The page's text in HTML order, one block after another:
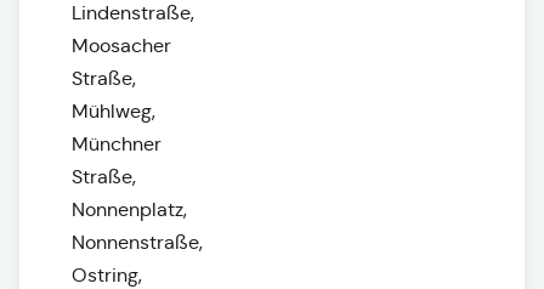
Lindenstraße,
Moosacher
Straße,
Mühlweg,
Münchner
Straße,
Nonnenplatz,
Nonnenstraße,
Ostring,